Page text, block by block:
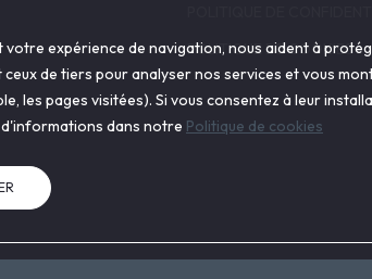
POLITIQUE DE COOKIES
expérience de navigation, nous aident à
de tiers pour analyser nos services et vous
les pages visitées). Si vous consentez à leur
dans notre Politique de cookies